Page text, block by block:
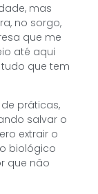
mas
no sorgo,
que me
até aqui
que tem
práticas,
salvar o
extrair o
biológico
que não